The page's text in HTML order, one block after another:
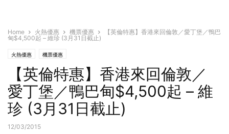
Home 火熱優惠 機票優惠
【英倫特惠】香港來回倫敦／愛丁堡／鴨巴
甸$4,500起 – 維珍 (3月31日截止)
火熱優惠 機票優惠
【英倫特惠】香港來回倫敦／
愛丁堡／鴨巴甸$4,500起 – 維
珍 (3月31日截止)
12/03/2015